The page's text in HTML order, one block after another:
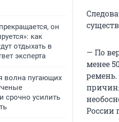
он
как
отдыхать в
эксперта
волна пугающих
срочно усилить
— По
менее
России